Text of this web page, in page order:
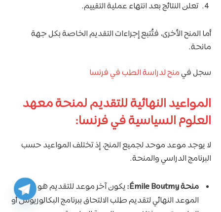
تعلن النتائج بعد انتهاء عملية التقييم.
أما المنح الأخرى، فتُتبع إجراءات التقديم الخاصة بكل جهة
مانحة.
سجل فيمنح لدراسة الطب في فرنسا
المواعيد النهائية للتقديم لمنحة معهد
العلوم السياسية في فرنسا:
لا يوجد موعد موحد لجميع المنح، إذ تختلف المواعيد حسب
البرنامج الدراسي والمنحة.
منحة Émile Boutmy:
يكون آخر موعد للتقديم هو نفس
الموعد النهائي لتقديم طلب الالتحاق ببرنامج البكالوريوس أو